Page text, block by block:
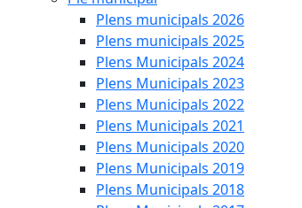
Plens municipals 2026
Plens municipals 2025
Plens Municipals 2024
Plens Municipals 2023
Plens Municipals 2022
Plens Municipals 2021
Plens Municipals 2020
Plens Municipals 2019
Plens Municipals 2018